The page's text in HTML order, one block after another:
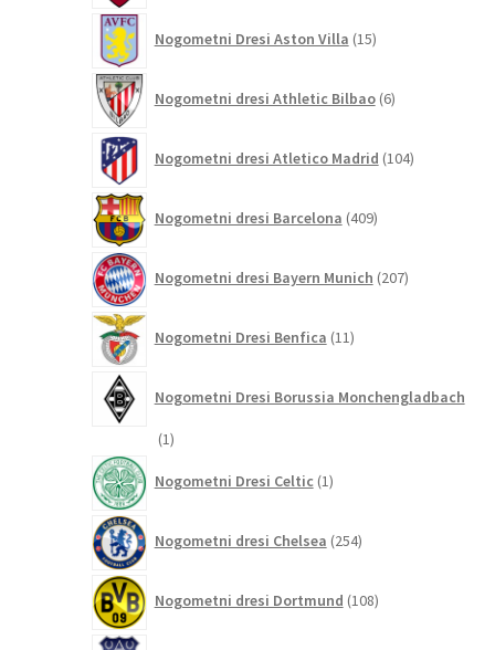
Nogometni Dresi Aston Villa 15izdelkov
Nogometni dresi Athletic Bilbao 6izdelkov
Nogometni dresi Atletico Madrid 104izdelki
Nogometni dresi Barcelona 409izdelkov
Nogometni dresi Bayern Munich 207izdelkov
Nogometni Dresi Benfica 11izdelkov
Nogometni Dresi Borussia Monchengladbach
11
Nogometni Dresi Celtic 1izdelek
Nogometni dresi Chelsea 254izdelkov
Nogometni dresi Dortmund 108izdelkov